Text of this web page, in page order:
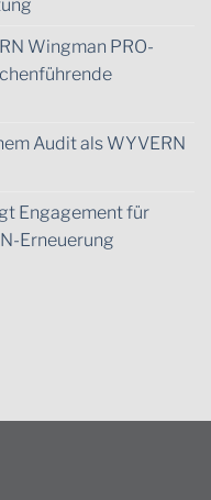
Wingman PRO-
Audit als WYVERN
Engagement für
Erneuerung